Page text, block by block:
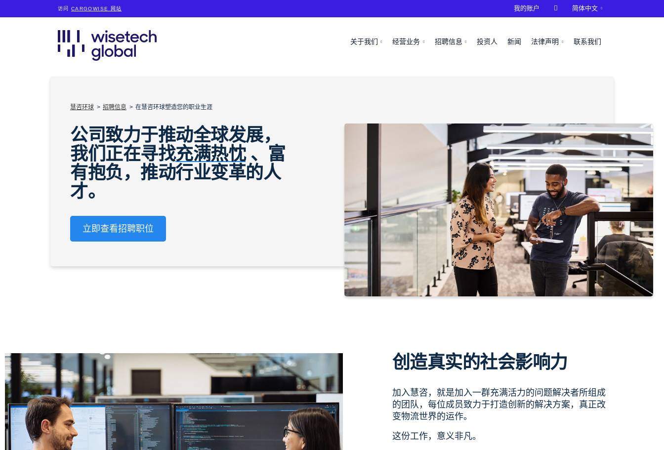
访问CARGOWISE 网站
关于我们 经营业务 招聘信息 投资人 新闻 法律声明 联系我们
我的账户  简体中文
慧咨环球 招聘信息 在慧咨环球塑造您的职业生涯
公司致力于推动全球发展，
我们正在寻找充满热忱、富
有抱负，推动行业变革的人
才。
立即查看招聘职位
创造真实的社会影响力
加入慧咨，就是加入一群充满活力的问题解决者所组成
的团队，每位成员致力于打造创新的解决方案，真正改
变物流世界的运作。
这份工作，意义非凡。